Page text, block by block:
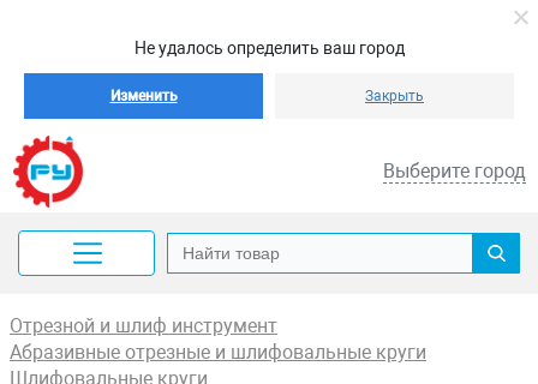
Не удалось определить ваш город
Изменить Закрыть
Выберите город
Отрезной и шлиф инструмент
Абразивные отрезные и шлифовальные круги
Шлифовальные круги